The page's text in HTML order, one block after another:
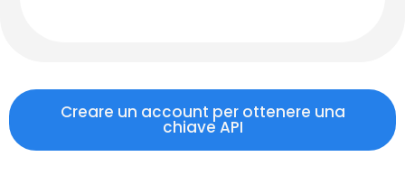
Creare un account per ottenere una
chiave API